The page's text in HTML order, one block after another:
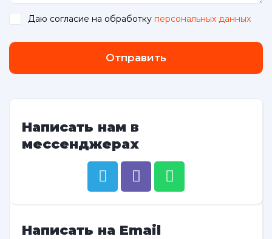
Даю согласие на обработку персональных данных
Отправить
Написать нам в
мессенджерах
Написать на Email